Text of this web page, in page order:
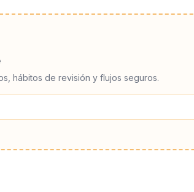
hábitos de revisión y flujos seguros.